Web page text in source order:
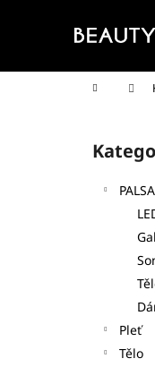
Domů
Přeskočit
kategorie
Pleť
Tělo
í
Zpět
do
Zpět
do